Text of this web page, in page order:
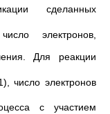
сделанных
электронов,
Для реакции
число электронов
с участием